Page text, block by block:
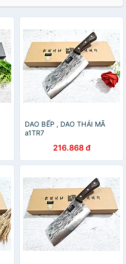
DAO BẾP , DAO THÁI MÃ
a1TR7
216.868 đ